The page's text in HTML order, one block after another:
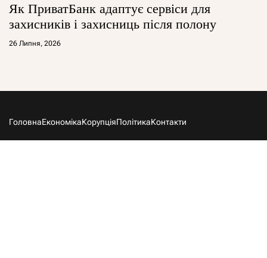
Як ПриватБанк адаптує сервіси для
захисників і захисниць після полону
26 Липня, 2026
ГоловнаЕкономікаКорупціяПолітикаКонтакти